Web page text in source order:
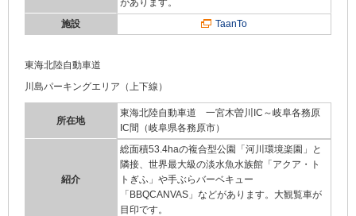
があります。
施設
TaanTo
東海北陸自動車道
川島パーキングエリア（上下線）
所在地
東海北陸自動車道 一宮木曽川IC～岐阜各務原
IC間（岐阜県各務原市）
紹介
総面積53.4haの複合型公園「河川環境楽園」と
隣接、世界最大級の淡水魚水族館「アクア・ト
トぎふ」や手ぶらバーベキュー
「BBQCANVAS」などがあります。大観覧車が
目印です。